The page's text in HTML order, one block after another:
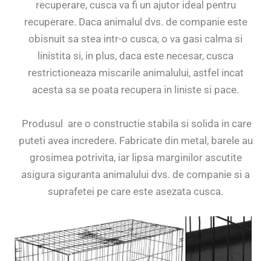
recuperare, cusca va fi un ajutor ideal pentru
recuperare. Daca animalul dvs. de companie este
obisnuit sa stea intr-o cusca, o va gasi calma si
linistita si, in plus, daca este necesar, cusca
restrictioneaza miscarile animalului, astfel incat
acesta sa se poata recupera in liniste si pace.
Produsul are o constructie stabila si solida in care
puteti avea incredere. Fabricate din metal, barele au
grosimea potrivita, iar lipsa marginilor ascutite
asigura siguranta animalului dvs. de companie si a
suprafetei pe care este asezata cusca.